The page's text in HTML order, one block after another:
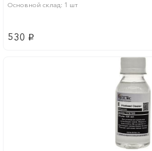
Основной склад: 1 шт
530 p